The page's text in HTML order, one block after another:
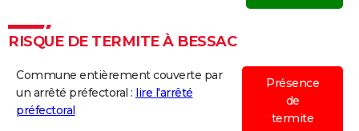
RISQUE DE TERMITE À BESSAC
Commune entièrement couverte par
un arrêté préfectoral : lire l'arrêté
préfectoral
Présence
de
termite